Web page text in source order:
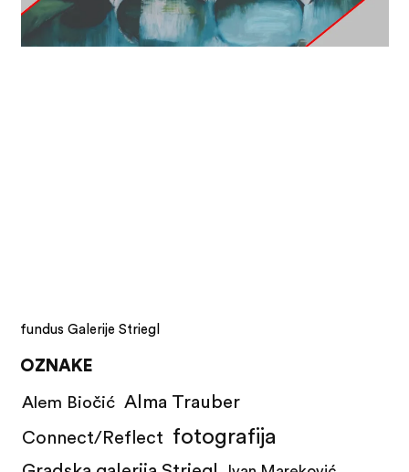
fundus Galerije Striegl
OZNAKE
Alem Biočić Alma Trauber
Connect/Reflect fotografija